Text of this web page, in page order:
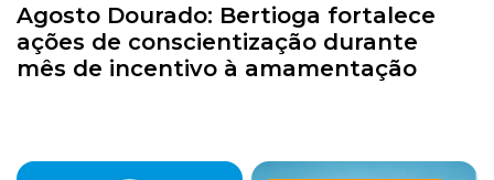
Agosto Dourado: Bertioga fortalece
ações de conscientização durante
mês de incentivo à amamentação